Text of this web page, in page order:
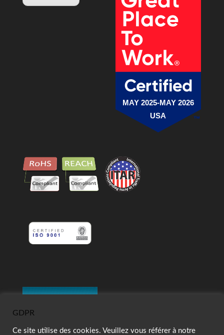
MAY 2025-MAY 2026
USA
GDPR
Ce site utilise des cookies. Veuillez vous référer à notre